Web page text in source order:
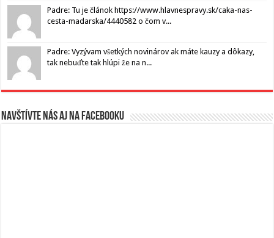
Padre: Tu je článok https://www.hlavnespravy.sk/caka-nas-
cesta-madarska/4440582 o čom v...
Padre: Vyzývam všetkých novinárov ak máte kauzy a dôkazy,
tak nebuďte tak hlúpi že na n...
Navštívte nás aj na Facebooku